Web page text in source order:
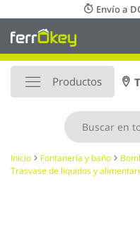
al
contenido
Envío a
Productos
Inicio Fontanería y baño
Trasvase de líquidos y